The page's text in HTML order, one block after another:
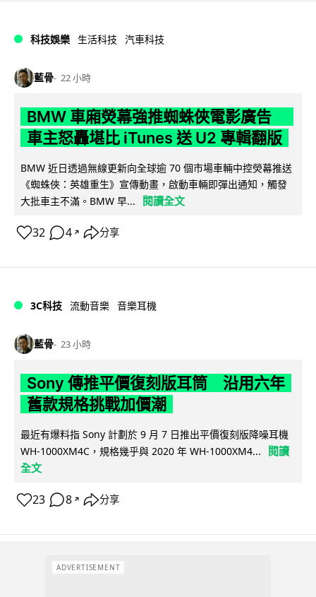
科技娛樂 生活科技 汽車科技
藍骨 22 小時
BMW 車廂熒幕強推蜘蛛俠電影廣告
車主怒轟堪比 iTunes 送 U2 專輯翻版
BMW 近日透過無線更新向全球逾 70 個市場車輛中控熒幕推送
《蜘蛛俠：英雄重生》宣傳動畫，啟動車輛即彈出通知，觸發
大批車主不滿。BMW 早...
閱讀全文
32 4 ↗ 分享
3C科技 流動音樂 音樂耳機
藍骨 23 小時
Sony 傳推平價復刻版耳筒 沿用六年
舊款規格挑戰加價潮
最近有爆料指 Sony 計劃於 9 月 7 日推出平價復刻版降噪耳機
WH-1000XM4C，規格幾乎與 2020 年 WH-1000XM4...
閱讀
全文
23 8 ↗ 分享
ADVERTISEMENT